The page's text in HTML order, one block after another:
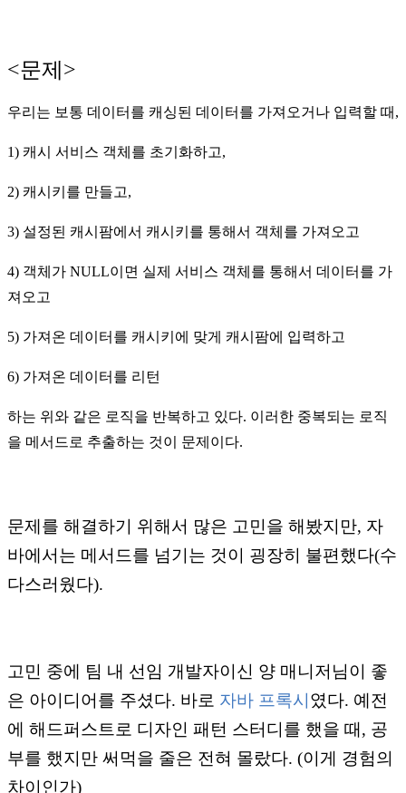
<문제>
우리는 보통 데이터를 캐싱된 데이터를 가져오거나 입력할 때,
1) 캐시 서비스 객체를 초기화하고,
2) 캐시키를 만들고,
3) 설정된 캐시팜에서 캐시키를 통해서 객체를 가져오고
4) 객체가 NULL이면 실제 서비스 객체를 통해서 데이터를 가
져오고
5) 가져온 데이터를 캐시키에 맞게 캐시팜에 입력하고
6) 가져온 데이터를 리턴
하는 위와 같은 로직을 반복하고 있다. 이러한 중복되는 로직
을 메서드로 추출하는 것이 문제이다.
문제를 해결하기 위해서 많은 고민을 해봤지만, 자
바에서는 메서드를 넘기는 것이 굉장히 불편했다(수
다스러웠다).
고민 중에 팀 내 선임 개발자이신 양 매니저님이 좋
은 아이디어를 주셨다. 바로 자바 프록시 였다. 예전
에 해드퍼스트로 디자인 패턴 스터디를 했을 때, 공
부를 했지만 써먹을 줄은 전혀 몰랐다. (이게 경험의
차이인가)